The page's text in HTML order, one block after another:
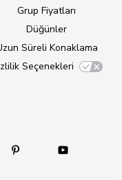
Grup Fiyatları
Düğünler
Süreli Konaklama
Seçenekleri